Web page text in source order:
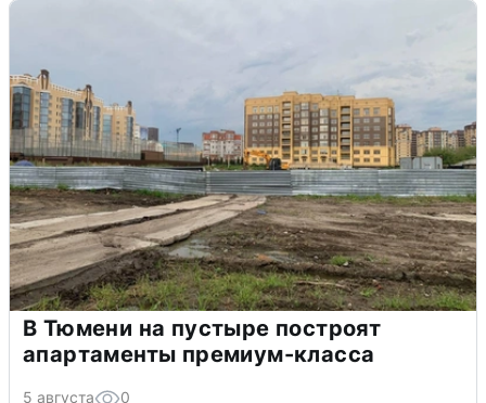
В Тюмени на пустыре построят
апартаменты премиум-класса
5 августа 0